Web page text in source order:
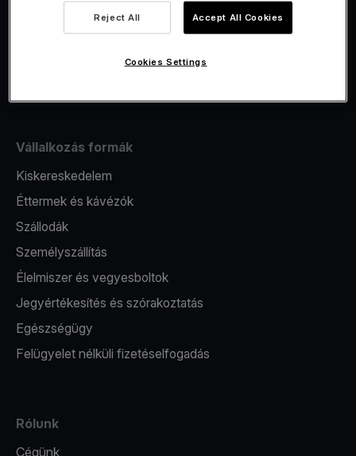
Vállalkozás formák
Kiskereskedelem
Éttermek és kávézók
Szállodák
Személyszállítás
Élelmiszer és vegyesboltok
Jegyértékesítés és szórakoztatás
Egészségügy
Felügyelet nélküli fizetéselfogadás
Rólunk
Cégünk
Reject All Accept All Cookies
Cookies Settings